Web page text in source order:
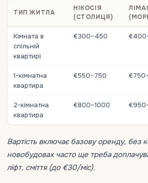
ТИП ЖИТЛА
НІКОСІЯ
(СТОЛИЦЯ)
Кімната в
спільній
квартирі
€300–450
1-кімнатна
квартира
€550–750
2-кімнатна
квартира
€800–1000
Вартість включає базову оренду, без
новобудовах часто ще треба
ліфт, сміття (до €30/міс).